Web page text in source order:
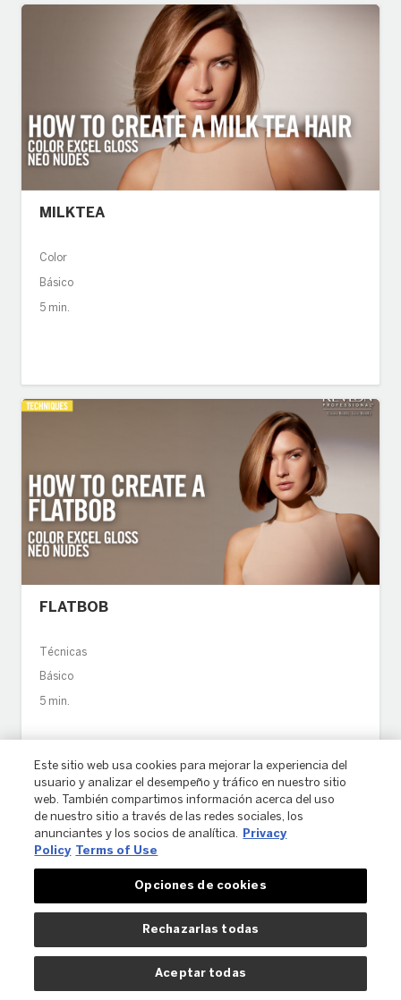
MILKTEA
Color
Básico
5 min.
FLATBOB
Técnicas
Básico
5 min.
Este sitio web usa cookies para mejorar la experiencia del
usuario y analizar el desempeño y tráfico en nuestro sitio
web. También compartimos información acerca del uso
de nuestro sitio a través de las redes sociales, los
anunciantes y los socios de analítica.
Privacy
Policy Terms of Use
Opciones de cookies
Rechazarlas todas
Aceptar todas